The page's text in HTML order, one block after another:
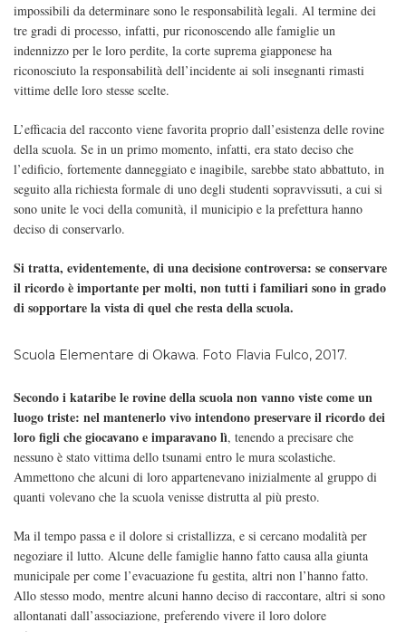
impossibili da determinare sono le responsabilità legali. Al termine dei
tre gradi di processo, infatti, pur riconoscendo alle famiglie un
indennizzo per le loro perdite, la corte suprema giapponese ha
riconosciuto la responsabilità dell’incidente ai soli insegnanti rimasti
vittime delle loro stesse scelte.
L’efficacia del racconto viene favorita proprio dall’esistenza delle rovine
della scuola. Se in un primo momento, infatti, era stato deciso che
l’edificio, fortemente danneggiato e inagibile, sarebbe stato abbattuto, in
seguito alla richiesta formale di uno degli studenti sopravvissuti, a cui si
sono unite le voci della comunità, il municipio e la prefettura hanno
deciso di conservarlo.
Si tratta, evidentemente, di una decisione controversa: se conservare
il ricordo è importante per molti, non tutti i familiari sono in grado
di sopportare la vista di quel che resta della scuola.
Scuola Elementare di Okawa. Foto Flavia Fulco, 2017.
Secondo i kataribe le rovine della scuola non vanno viste come un
luogo triste: nel mantenerlo vivo intendono preservare il ricordo dei
loro figli che giocavano e imparavano lì, tenendo a precisare che
nessuno è stato vittima dello tsunami entro le mura scolastiche.
Ammettono che alcuni di loro appartenevano inizialmente al gruppo di
quanti volevano che la scuola venisse distrutta al più presto.
Ma il tempo passa e il dolore si cristallizza, e si cercano modalità per
negoziare il lutto. Alcune delle famiglie hanno fatto causa alla giunta
municipale per come l’evacuazione fu gestita, altri non l’hanno fatto.
Allo stesso modo, mentre alcuni hanno deciso di raccontare, altri si sono
allontanati dall’associazione, preferendo vivere il loro dolore